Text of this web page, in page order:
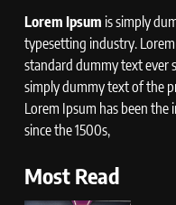
Lorem Ipsum is simply
typesetting industry.
standard dummy text ever
simply dummy text of the
Lorem Ipsum has been
since the 1500s,
Most Read